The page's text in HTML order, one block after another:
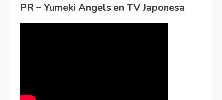
PR – Yumeki Angels en TV Japonesa